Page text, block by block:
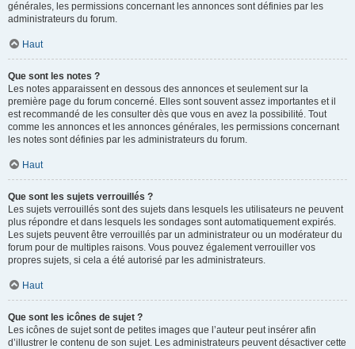
générales, les permissions concernant les annonces sont définies par les
administrateurs du forum.
Haut
Que sont les notes ?
Les notes apparaissent en dessous des annonces et seulement sur la
première page du forum concerné. Elles sont souvent assez importantes et il
est recommandé de les consulter dès que vous en avez la possibilité. Tout
comme les annonces et les annonces générales, les permissions concernant
les notes sont définies par les administrateurs du forum.
Haut
Que sont les sujets verrouillés ?
Les sujets verrouillés sont des sujets dans lesquels les utilisateurs ne peuvent
plus répondre et dans lesquels les sondages sont automatiquement expirés.
Les sujets peuvent être verrouillés par un administrateur ou un modérateur du
forum pour de multiples raisons. Vous pouvez également verrouiller vos
propres sujets, si cela a été autorisé par les administrateurs.
Haut
Que sont les icônes de sujet ?
Les icônes de sujet sont de petites images que l’auteur peut insérer afin
d’illustrer le contenu de son sujet. Les administrateurs peuvent désactiver cette